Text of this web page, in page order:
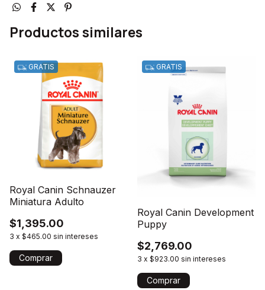
Productos similares
GRATIS
Royal Canin Schnauzer
Miniatura Adulto
$1,395.00
3 x $465.00 sin intereses
GRATIS
Royal Canin Development
Puppy
$2,769.00
3 x $923.00 sin intereses
Comprar